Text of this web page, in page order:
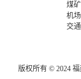
煤矿
机场
交
版权所有 © 2024